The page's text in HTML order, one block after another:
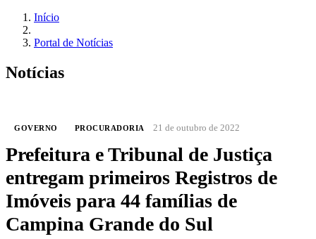
Início
Portal de Notícias
Notícias
GOVERNO PROCURADORIA 21 de outubro de 2022
Prefeitura e Tribunal de Justiça
entregam primeiros Registros de
Imóveis para 44 famílias de
Campina Grande do Sul